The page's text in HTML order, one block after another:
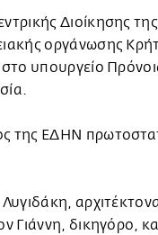
Διοίκησης
οργάνωσης
υπουργείο
της ΕΔΗΝ
Γιάννη, δικηγόρο,